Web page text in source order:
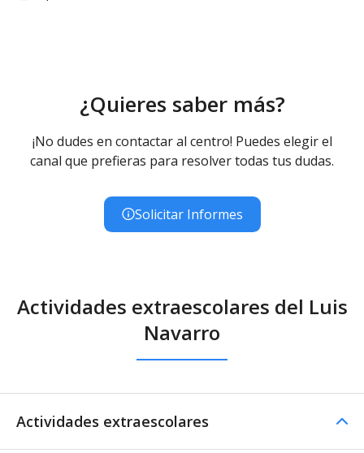
¿Quieres saber más?
¡No dudes en contactar al centro! Puedes elegir el
canal que prefieras para resolver todas tus dudas.
Solicitar Informes
Actividades extraescolares del Luis
Navarro
Actividades extraescolares